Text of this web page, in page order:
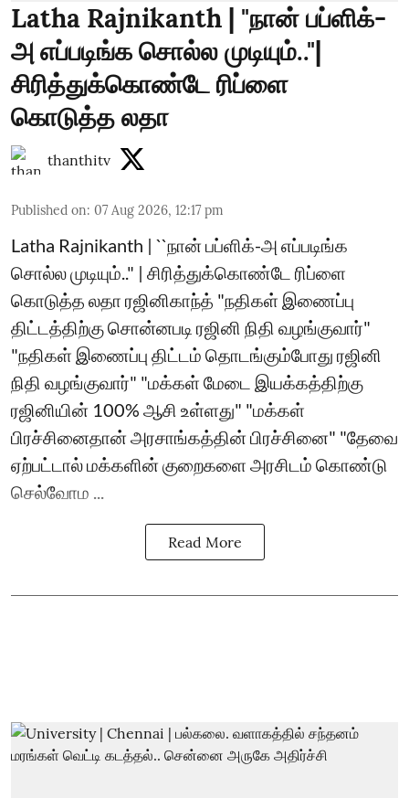
Latha Rajnikanth | "நான் பப்ளிக்-
அ எப்படிங்க சொல்ல முடியும்.."|
சிரித்துக்கொண்டே ரிப்ளை
கொடுத்த லதா
thanthitv
Published on: 07 Aug 2026, 12:17 pm
Latha Rajnikanth | ``நான் பப்ளிக்-அ எப்படிங்க
சொல்ல முடியும்.." | சிரித்துக்கொண்டே ரிப்ளை
கொடுத்த லதா ரஜினிகாந்த் "நதிகள் இணைப்பு
திட்டத்திற்கு சொன்னபடி ரஜினி நிதி வழங்குவார்"
"நதிகள் இணைப்பு திட்டம் தொடங்கும்போது ரஜினி
நிதி வழங்குவார்" "மக்கள் மேடை இயக்கத்திற்கு
ரஜினியின் 100% ஆசி உள்ளது" "மக்கள்
பிரச்சினைதான் அரசாங்கத்தின் பிரச்சினை" "தேவை
ஏற்பட்டால் மக்களின் குறைகளை அரசிடம் கொண்டு
செல்வோம ...
Read More